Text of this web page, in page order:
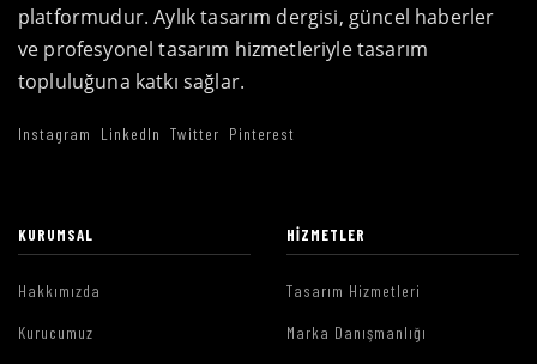
platformudur. Aylık tasarım dergisi, güncel haberler
ve profesyonel tasarım hizmetleriyle tasarım
topluluğuna katkı sağlar.
Instagram LinkedIn Twitter Pinterest
KURUMSAL
Hakkımızda
Kurucumuz
HIZMETLER
Tasarım Hizmetleri
Marka Danışmanlığı